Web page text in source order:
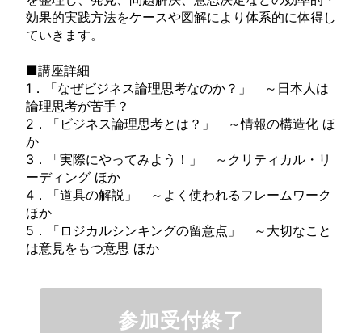
効果的実践方法をケースや図解により体系的に体得し
ていきます。
■講座詳細
1．「なぜビジネス論理思考なのか？」 ～日本人は
論理思考が苦手？
2．「ビジネス論理思考とは？」 ～情報の構造化 ほ
か
3．「実際にやってみよう！」 ～クリティカル・リ
ーディング ほか
4．「道具の解説」 ～よく使われるフレームワーク
ほか
5．「ロジカルシンキングの留意点」 ～大切なこと
は意見をもつ意思 ほか
参加受付終了